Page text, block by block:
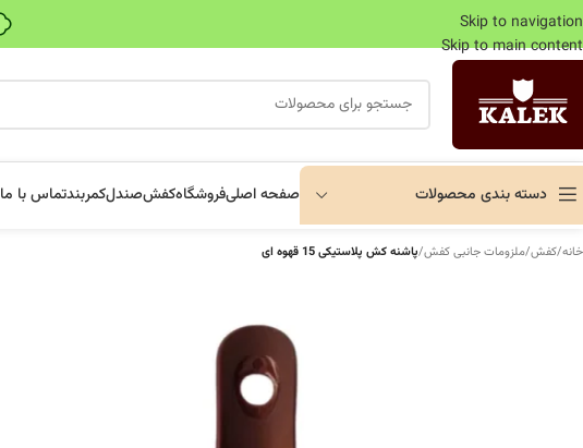
Skip to navigation
Skip to main content
دسته بندی محصولات صفحه اصلیفروشگاهکفشصندلکمربندتماس با ما
خانه/کفش/ملزومات جانبی کفش/پاشنه کش پلاستیکی 15 قهوه ای